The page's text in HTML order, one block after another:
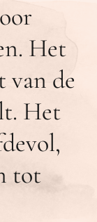
Het
van de
Het
tot